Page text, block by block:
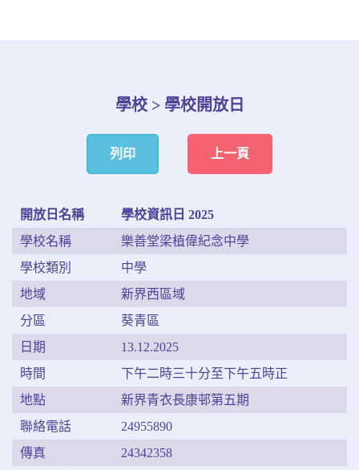
學校 > 學校開放日
列印 上一頁
開放日名稱
學校資訊日 2025
學校名稱
樂善堂梁植偉紀念中學
學校類別
中學
地域
新界西區域
分區
葵青區
日期
13.12.2025
時間
下午二時三十分至下午五時正
地點
新界青衣長康邨第五期
聯絡電話
24955890
傳真
24342358